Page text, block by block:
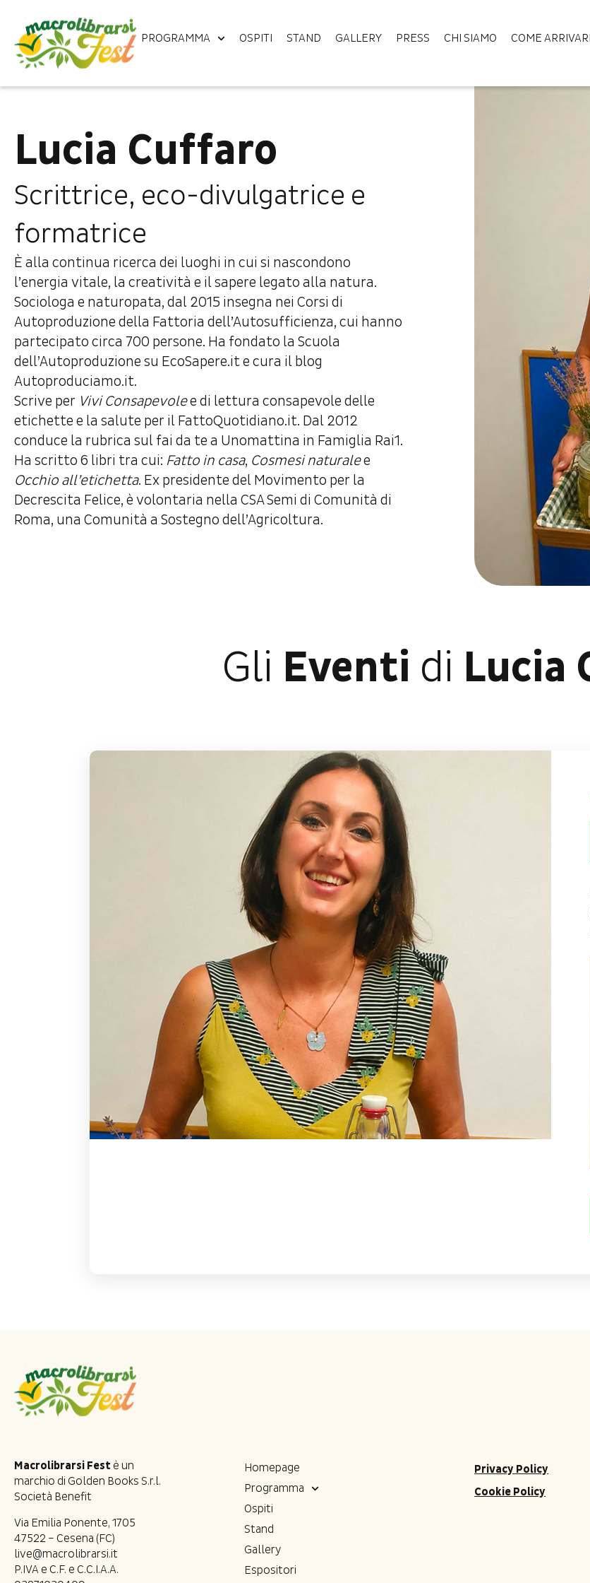
PROGRAMMA OSPITI STAND GALLERY PRESS CHI SIAMO COME
Lucia Cuffaro
Scrittrice, eco-divulgatrice e
formatrice
È alla continua ricerca dei luoghi in cui si nascondono
l’energia vitale, la creatività e il sapere legato alla natura.
Sociologa e naturopata, dal 2015 insegna nei Corsi di
Autoproduzione della Fattoria dell’Autosufficienza, cui hanno
partecipato circa 700 persone. Ha fondato la Scuola
dell’Autoproduzione su EcoSapere.it e cura il blog
Autoproduciamo.it.
Scrive per Vivi Consapevolee di lettura consapevole delle
etichette e la salute per il FattoQuotidiano.it. Dal 2012
conduce la rubrica sul fai da te a Unomattina in Famiglia Rai1.
Ha scritto 6 libri tra cui: Fatto in casa, Cosmesi naturalee
Occhio all’etichetta. Ex presidente del Movimento per la
Decrescita Felice, è volontaria nella CSA Semi di Comunità di
Roma, una Comunità a Sostegno dell’Agricoltura.
Gli Eventi di Lucia
Macrolibrarsi Fest è un
marchio di Golden Books S.r.l.
Società Benefit
Via Emilia Ponente, 1705
47522 – Cesena (FC)
live@macrolibrarsi.it
P.IVA e C.F. e C.C.I.A.A.
Homepage
Programma
Ospiti
Stand
Gallery
Espositori
Privacy Policy
Cookie Policy